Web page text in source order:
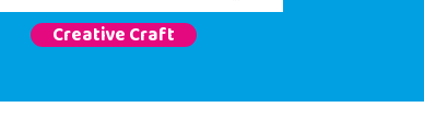
Creative Craft